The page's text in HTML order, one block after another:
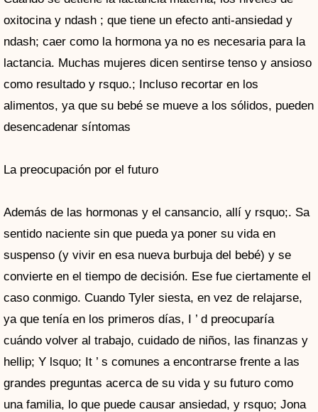
oxitocina y ndash ; que tiene un efecto anti-ansiedad y
ndash; caer como la hormona ya no es necesaria para la
lactancia. Muchas mujeres dicen sentirse tenso y ansioso
como resultado y rsquo.; Incluso recortar en los
alimentos, ya que su bebé se mueve a los sólidos, pueden
desencadenar síntomas
La preocupación por el futuro
Además de las hormonas y el cansancio, allí y rsquo;. Sa
sentido naciente sin que pueda ya poner su vida en
suspenso (y vivir en esa nueva burbuja del bebé) y se
convierte en el tiempo de decisión. Ese fue ciertamente el
caso conmigo. Cuando Tyler siesta, en vez de relajarse,
ya que tenía en los primeros días, I ’ d preocuparía
cuándo volver al trabajo, cuidado de niños, las finanzas y
hellip; Y lsquo; It ’ s comunes a encontrarse frente a las
grandes preguntas acerca de su vida y su futuro como
una familia, lo que puede causar ansiedad, y rsquo; Jona